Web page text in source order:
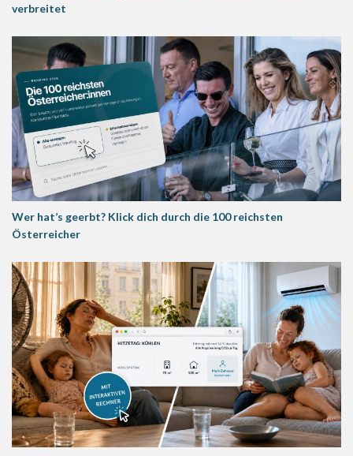
verbreitet
Wer hat’s geerbt? Klick dich durch die 100 reichsten
Österreicher